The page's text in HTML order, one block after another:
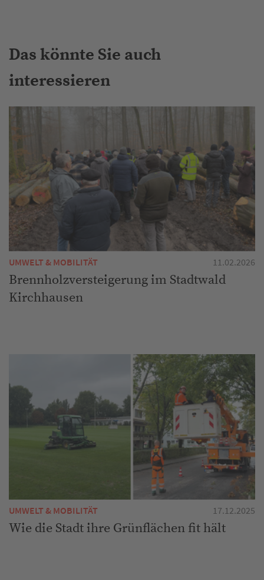
Das könnte Sie auch
interessieren
UMWELT & MOBILITÄT 11.02.2026
Brennholzversteigerung im Stadtwald
Kirchhausen
UMWELT & MOBILITÄT 17.12.2025
Wie die Stadt ihre Grünflächen fit hält